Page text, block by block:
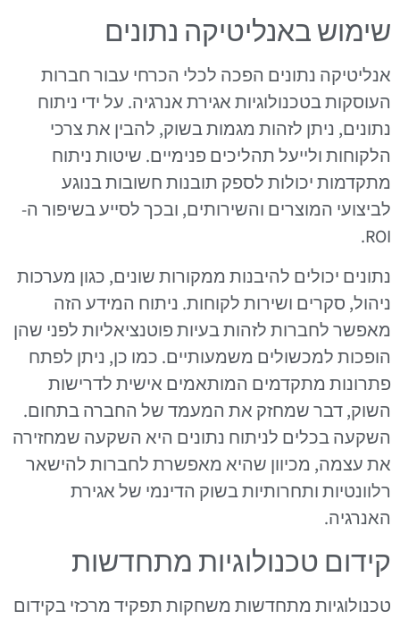
שימוש באנליטיקה נתונים
אנליטיקה נתונים הפכה לכלי הכרחי עבור חברות
העוסקות בטכנולוגיות אגירת אנרגיה. על ידי ניתוח
נתונים, ניתן לזהות מגמות בשוק, להבין את צרכי
הלקוחות ולייעל תהליכים פנימיים. שיטות ניתוח
מתקדמות יכולות לספק תובנות חשובות בנוגע
לביצועי המוצרים והשירותים, ובכך לסייע בשיפור ה-
ROI.
נתונים יכולים להיבנות ממקורות שונים, כגון מערכות
ניהול, סקרים ושירות לקוחות. ניתוח המידע הזה
מאפשר לחברות לזהות בעיות פוטנציאליות לפני שהן
הופכות למכשולים משמעותיים. כמו כן, ניתן לפתח
פתרונות מתקדמים המותאמים אישית לדרישות
השוק, דבר שמחזק את המעמד של החברה בתחום.
השקעה בכלים לניתוח נתונים היא השקעה שמחזירה
את עצמה, מכיוון שהיא מאפשרת לחברות להישאר
רלוונטיות ותחרותיות בשוק הדינמי של אגירת
האנרגיה.
קידום טכנולוגיות מתחדשות
טכנולוגיות מתחדשות משחקות תפקיד מרכזי בקידום